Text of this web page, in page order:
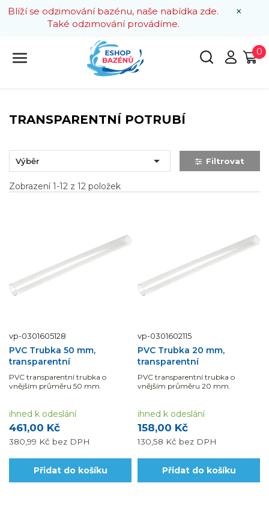
×
Blíží se odzimování bazénu, naše nabídka zde.
Také odzimování provádíme.
0
TRANSPARENTNÍ POTRUBÍ
Výběr  Filtrovat
Zobrazení 1-12 z 12 položek
vp-0301605128
PVC Trubka 50 mm,
transparentní
PVC transparentní trubka o
vnějším průměru 50 mm.
461,00 Kč
380,99 Kč bez DPH
ihned k odeslání
Přidat do košíku
vp-0301602115
PVC Trubka 20 mm,
transparentní
PVC transparentní trubka o
vnějším průměru 20 mm.
158,00 Kč
130,58 Kč bez DPH
ihned k odeslání
Přidat do košíku